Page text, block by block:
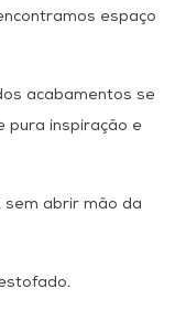
espaço
acabamentos se
pura inspiração e
sem abrir mão da